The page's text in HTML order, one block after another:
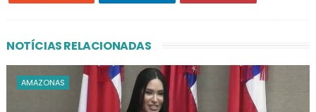
NOTÍCIAS RELACIONADAS
AMAZONAS